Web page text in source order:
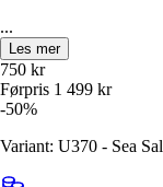
...
Les mer
750 kr
Førpris 1 499 kr
-50%
Variant: U370 - Sea